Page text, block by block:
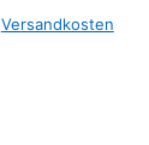
Versandkosten